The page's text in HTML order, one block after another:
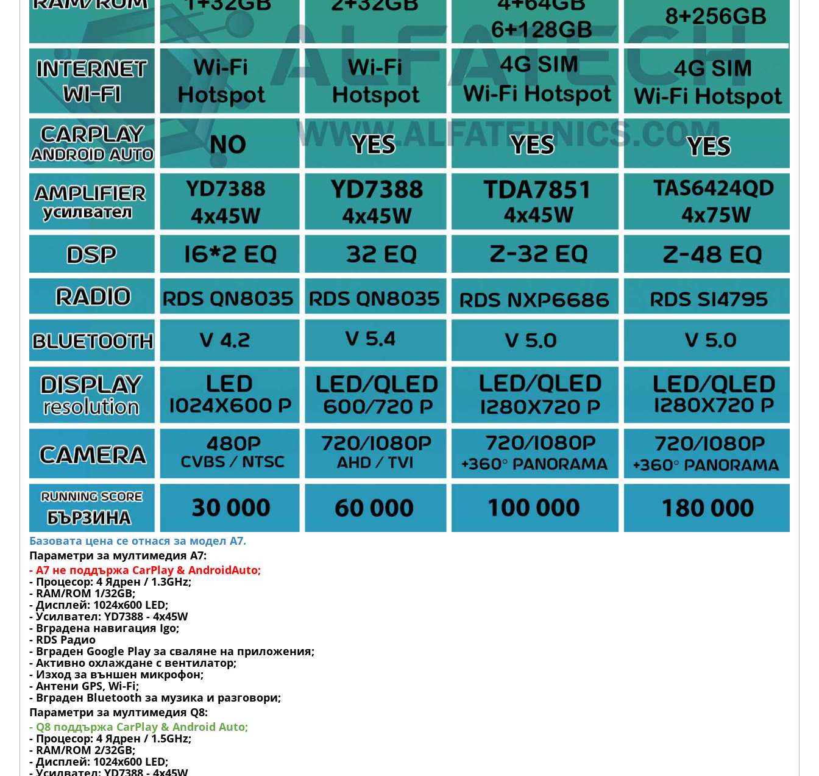
Базовата цена се отнася за модел А7.
Параметри за мултимедия A7:
- A7 не поддържа CarPlay & AndroidAuto;
- Процесор: 4 Ядрен / 1.3GHz;
- RAM/ROM 1/32GB;
- Дисплей: 1024х600 LED;
- Усилвател: YD7388 - 4x45W
- Вградена навигация Igo;
- RDS Радио
- Вграден Google Play за сваляне на приложения;
- Активно охлаждане с вентилатор;
- Изход за външен микрофон;
- Антени GPS, Wi-Fi;
- Вграден Bluetooth за музика и разговори;
Параметри за мултимедия Q8:
- Q8 поддържа CarPlay & Android Auto;
- Процесор: 4 Ядрен / 1.5GHz;
- RAM/ROM 2/32GB;
- Дисплей: 1024х600 LED;
- Усилвател: YD7388 - 4x45W